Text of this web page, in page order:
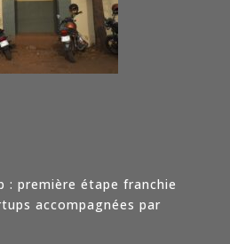
: première étape franchie
accompagnées par